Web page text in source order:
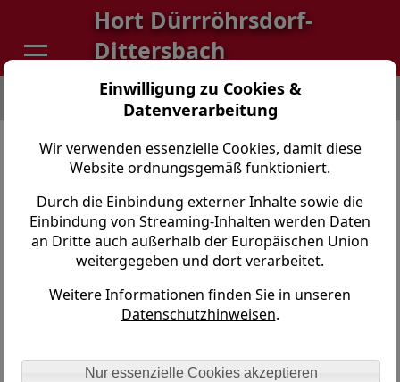
Einwilligung zu Cookies &
Datenverarbeitung
Wir verwenden essenzielle Cookies, damit diese
Website ordnungsgemäß funktioniert.
Durch die Einbindung externer Inhalte sowie die
Einbindung von Streaming-Inhalten werden Daten
an Dritte auch außerhalb der Europäischen Union
weitergegeben und dort verarbeitet.
Weitere Informationen finden Sie in unseren
Datenschutzhinweisen.
Nur essenzielle Cookies akzeptieren
Hort Dürrröhrsdorf-
Dittersbach
Hort Dürrröhrsdorf-Dittersbach > Elternbeirat >
Elternbeirat
Der Elternbeirat des Hortes tagt in regelmäßigen
Abständen, um die Interessen der Eltern des Hortes
gegenüber der Gmeinde und der Eltern im Hort direkt
zu vertreten. Wir planen die Festivitäten, Aktionen wie
Frühjahrsputz in Zusammenarbeit mit der Hortleitung.
Veränderungen, die im Hort notwendig sind. Wir
suchen immer eine für beide Seiten sinnvolle und
finden.